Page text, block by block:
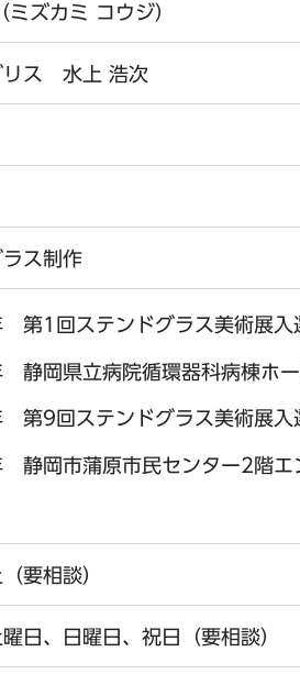
ミズカミ コウジ）
リス 水上 浩次
ス制作
第1回ステンドグラス美術展入
岡県立病院循環器科病棟ホ
第9回ステンドグラス美術展入
岡市蒲原市民センター2階エ
要相談）
日、日曜日、祝日（要相談）